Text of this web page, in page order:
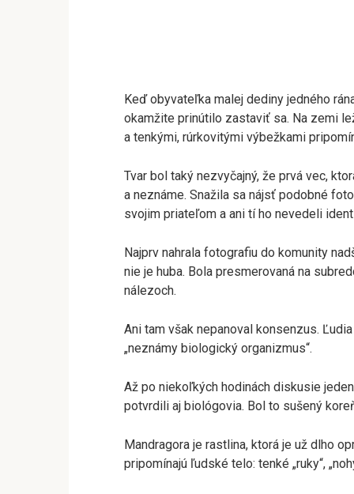
Keď obyvateľka malej dediny jedného
okamžite prinútilo zastaviť sa. Na zemi
a tenkými, rúrkovitými výbežkami
Tvar bol taký nezvyčajný, že prvá vec,
a neznáme. Snažila sa nájsť podobné
svojim priateľom a ani tí ho nevedeli
Najprv nahrala fotografiu do komunity
nie je huba. Bola presmerovaná na
nálezoch.
Ani tam však nepanoval konsenzus.
„neznámy biologický organizmus“.
Až po niekoľkých hodinách diskusie
potvrdili aj biológovia. Bol to sušený
Mandragora je rastlina, ktorá je už dlho
pripomínajú ľudské telo: tenké „ruky“,